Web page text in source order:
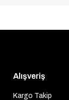
Alışveriş
Kargo Takip